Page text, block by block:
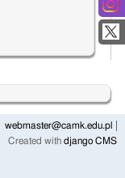
webmaster@camk.edu.pl
Created with django CMS